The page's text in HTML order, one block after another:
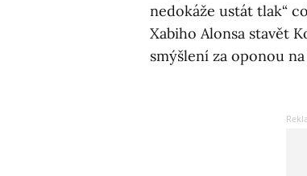
nedokáže ustát tlak“
Xabiho Alonsa stavět
smýšlení za oponou